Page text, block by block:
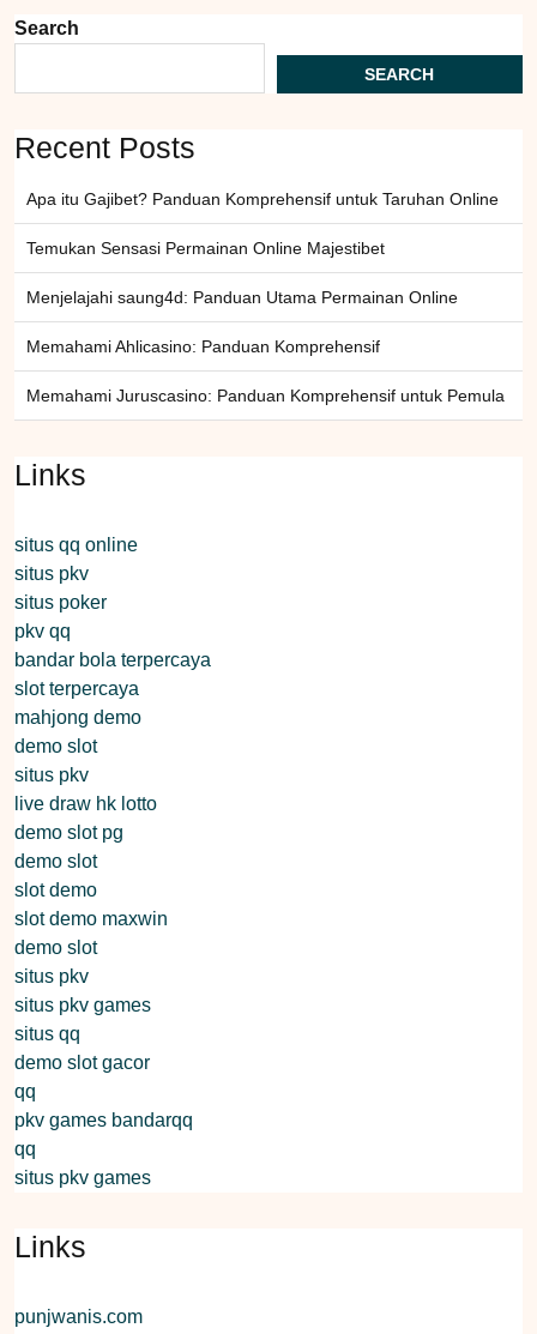
Search
SEARCH
Recent Posts
Apa itu Gajibet? Panduan Komprehensif untuk Taruhan Online
Temukan Sensasi Permainan Online Majestibet
Menjelajahi saung4d: Panduan Utama Permainan Online
Memahami Ahlicasino: Panduan Komprehensif
Memahami Juruscasino: Panduan Komprehensif untuk Pemula
Links
situs qq online
situs pkv
situs poker
pkv qq
bandar bola terpercaya
slot terpercaya
mahjong demo
demo slot
situs pkv
live draw hk lotto
demo slot pg
demo slot
slot demo
slot demo maxwin
demo slot
situs pkv
situs pkv games
situs qq
demo slot gacor
qq
pkv games bandarqq
qq
situs pkv games
Links
punjwanis.com